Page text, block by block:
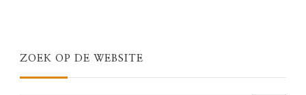
ZOEK OP DE WEBSITE